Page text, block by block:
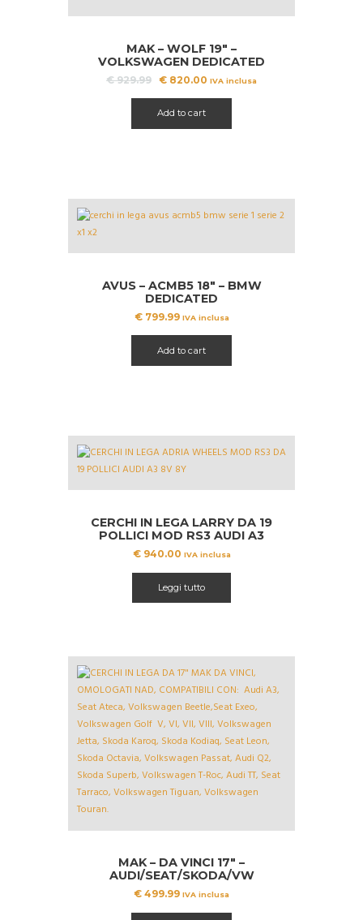
MAK – WOLF 19″ –
VOLKSWAGEN DEDICATED
€929.99 Il
era:
€ 929.99.
€ 820.00 Il
€ 820.00.
IVA inclusa
Add to cart
AVUS – ACMB5 18″ – BMW
DEDICATED
€799.99 IVA inclusa
Add to cart
CERCHI IN LEGA LARRY DA 19
POLLICI MOD RS3 AUDI A3
€940.00 IVA inclusa
Leggi tutto
MAK – DA VINCI 17″ –
AUDI/SEAT/SKODA/VW
€ 499.99 IVA inclusa